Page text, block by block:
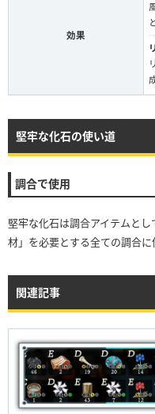
効果
堅牢な化石の使い道
調合で使用
堅牢な化石は調合アイテムと
材」を必要とする全ての調合に
関連記事